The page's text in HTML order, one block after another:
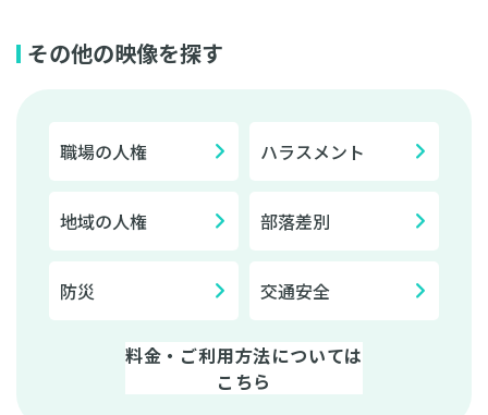
その他の映像を探す
職場の人権 ハラスメント
地域の人権 部落差別
防災 交通安全
料金・ご利用方法については
こちら